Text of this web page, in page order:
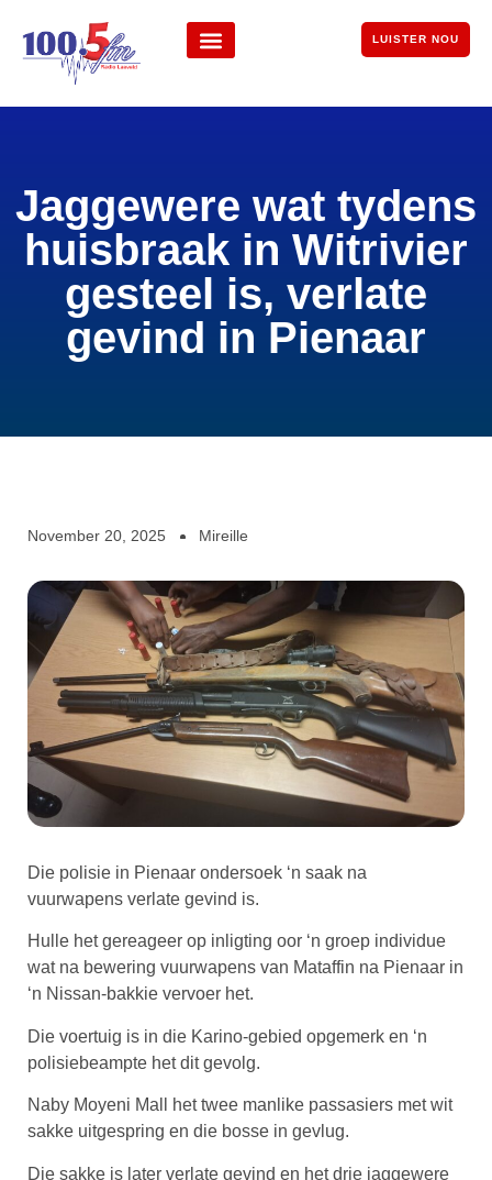
LUISTER NOU
Jaggewere wat tydens
huisbraak in Witrivier
gesteel is, verlate
gevind in Pienaar
November 20, 2025 Mireille
Die polisie in Pienaar ondersoek ‘n saak na
vuurwapens verlate gevind is.
Hulle het gereageer op inligting oor ‘n groep individue
wat na bewering vuurwapens van Mataffin na Pienaar in
‘n Nissan-bakkie vervoer het.
Die voertuig is in die Karino-gebied opgemerk en ‘n
polisiebeampte het dit gevolg.
Naby Moyeni Mall het twee manlike passasiers met wit
sakke uitgespring en die bosse in gevlug.
Die sakke is later verlate gevind en het drie jaggewere